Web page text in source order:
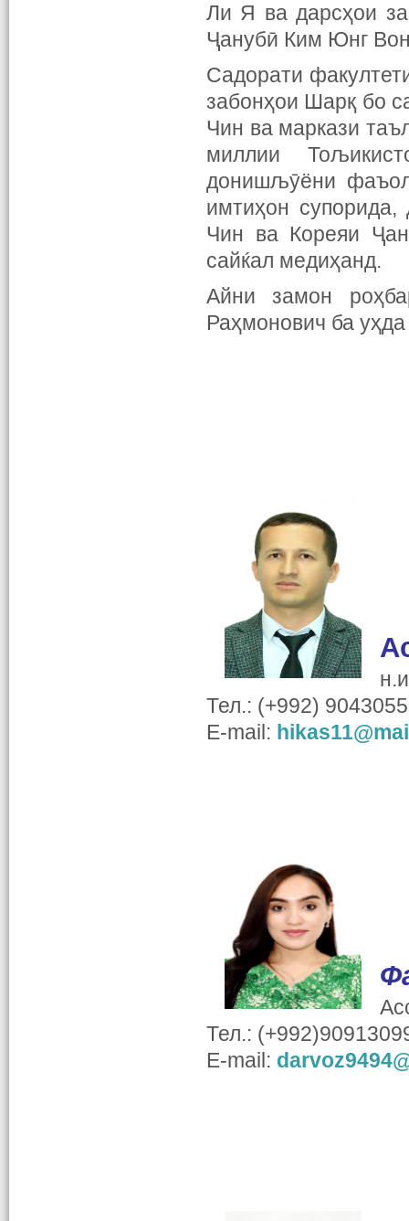
Ли Я ва дарсҳои
Ҷанубӣ Ким Юнг
Садорати
забонҳои Шарқ бо
Чин ва маркази
миллии
донишљӯёни
имтиҳон
Чин ва Кореяи
сайќал медиҳанд.
Айни замон
Раҳмонович ба
Тел.: (+992)
E-mail:
Тел.:
E-mail: